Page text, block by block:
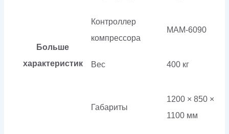
Больше
характеристик
Контроллер
компрессора
МАМ-6090
Вес 400 кг
Габариты
1200 × 850 ×
1100 мм